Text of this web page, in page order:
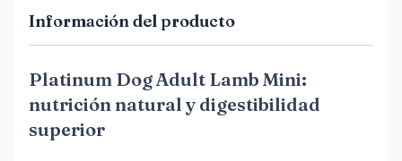
Información del producto
Platinum Dog Adult Lamb Mini:
nutrición natural y digestibilidad
superior